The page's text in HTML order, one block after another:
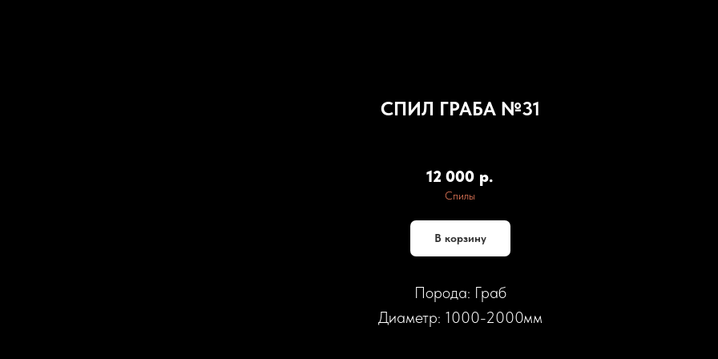
СПИЛ ГРАБА №31
12 000 р.
Спилы
В корзину
Порода: Граб
Диаметр: 1000-2000мм